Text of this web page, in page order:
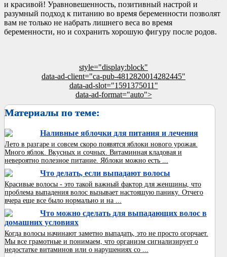
и красивой! Уравновешенность, позитивный настрой и
разумный подход к питанию во время беременности позволят
вам не только не набрать лишнего веса во время
беременности, но и сохранить хорошую фигуру после родов.
style="display:block"
data-ad-client="ca-pub-4812820014282445"
data-ad-slot="1591375011"
data-ad-format="auto">
Материалы по теме:
Наливные яблочки для питания и лечения
Лето в разгаре и совсем скоро появятся яблоки нового урожая.
Много яблок. Вкусных и сочных. Витаминная кладовая и
невероятно полезное питание. Яблоки можно есть ...
Что делать, если выпадают волосы
Красивые волосы - это такой важный фактор для женщины, что
проблема выпадения волос вызывает настоящую панику. Отчего
вчера еще все было нормально и на ...
Что можно сделать для выпадающих волос в
домашних условиях
Когда волосы начинают заметно выпадать, это не просто огорчает.
Мы все грамотные и понимаем, что организм сигнализирует о
недостатке витаминов или о нарушениях со ...